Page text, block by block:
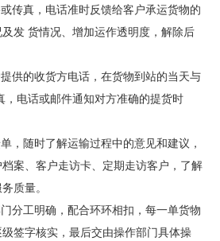
传真，电话准时反馈给客户承运货物的
发 货情况、增加运作透明度，解除后
供的收货方电话，在货物到站的当天与
电话或邮件通知对方准确的提货时
，随时了解运输过程中的意见和建议，
案、客户走访卡、定期走访客户，了解
质量。
分工明确，配合环环相扣，每一单货物
签字核实，最后交由操作部门具体操